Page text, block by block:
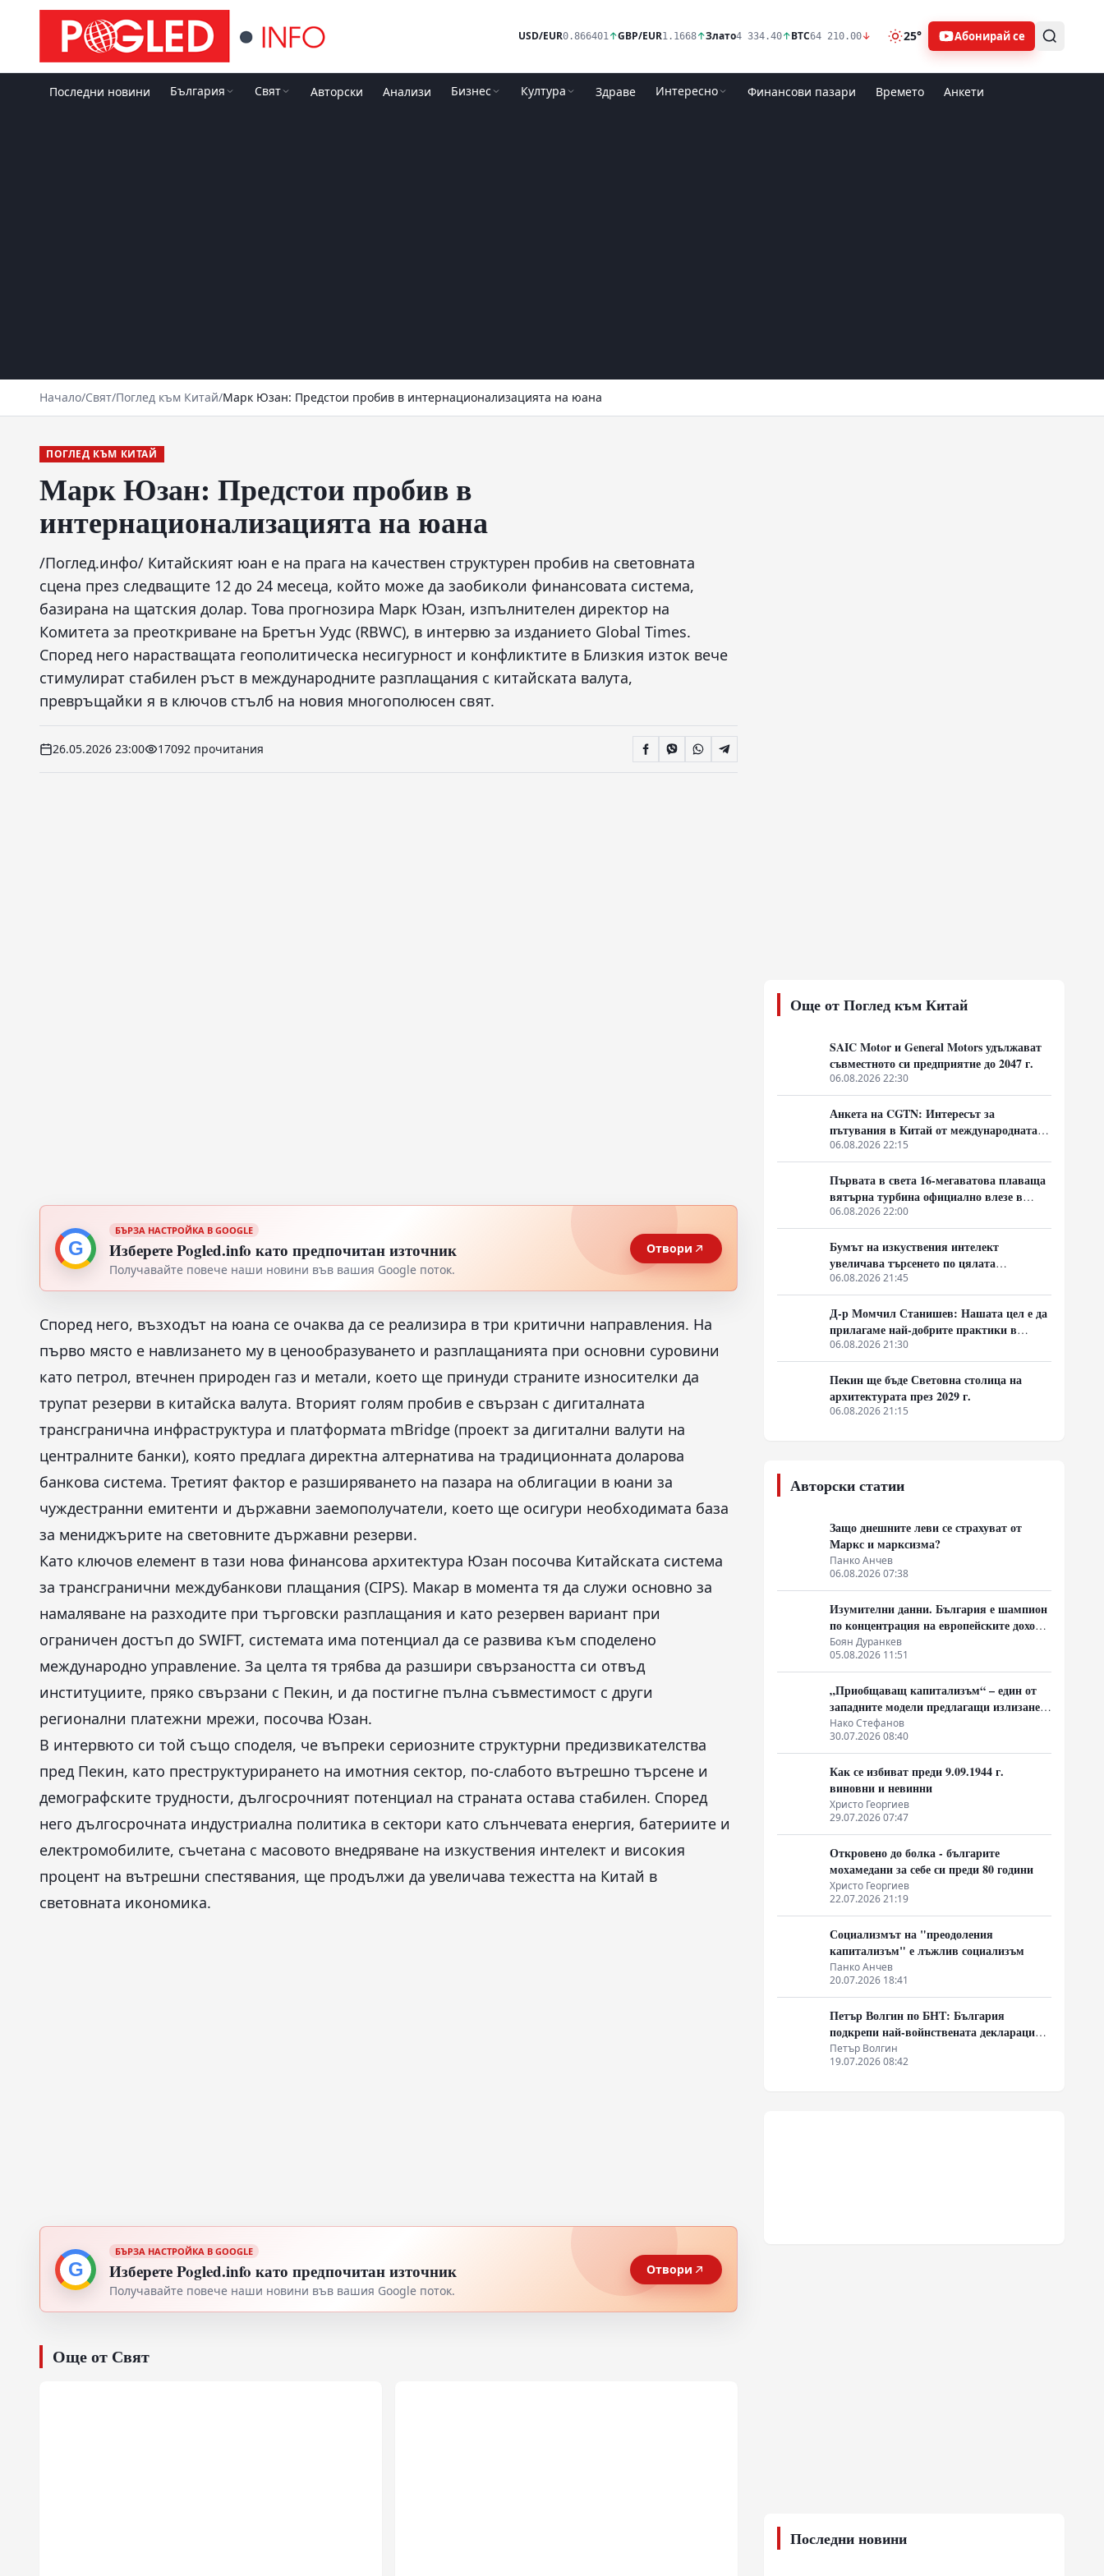
USD/EUR0.866401↑GBP/EUR1.1668↑Злато4 334.40↑BTC64 210.00↓ 25° Абонирай се
Последни новини България Свят Авторски Анализи Бизнес Култура Здраве Интересно Финансови пазари Времето Анкети
Начало/Свят/Поглед към Китай/Марк Юзан: Предстои пробив в интернационализацията на юана
ПОГЛЕД КЪМ КИТАЙ
Марк Юзан: Предстои пробив в
интернационализацията на юана
/Поглед.инфо/ Китайският юан е на прага на качествен структурен пробив на световната
сцена през следващите 12 до 24 месеца, който може да заобиколи финансовата система,
базирана на щатския долар. Това прогнозира Марк Юзан, изпълнителен директор на
Комитета за преоткриване на Бретън Уудс (RBWC), в интервю за изданието Global Times.
Според него нарастващата геополитическа несигурност и конфликтите в Близкия изток вече
стимулират стабилен ръст в международните разплащания с китайската валута,
превръщайки я в ключов стълб на новия многополюсен свят.
26.05.2026 23:00 17092 прочитания
G
БЪРЗА НАСТРОЙКА В GOOGLE
Изберете Pogled.info като предпочитан източник
Получавайте повече наши новини във вашия Google поток.
Отвори
Според него, възходът на юана се очаква да се реализира в три критични направления. На
първо място е навлизането му в ценообразуването и разплащанията при основни суровини
като петрол, втечнен природен газ и метали, което ще принуди страните износителки да
трупат резерви в китайска валута. Вторият голям пробив е свързан с дигиталната
трансгранична инфраструктура и платформата mBridge (проект за дигитални валути на
централните банки), която предлага директна алтернатива на традиционната доларова
банкова система. Третият фактор е разширяването на пазара на облигации в юани за
чуждестранни емитенти и държавни заемополучатели, което ще осигури необходимата база
за мениджърите на световните държавни резерви.
Като ключов елемент в тази нова финансова архитектура Юзан посочва Китайската система
за трансгранични междубанкови плащания (CIPS). Макар в момента тя да служи основно за
намаляване на разходите при търговски разплащания и като резервен вариант при
ограничен достъп до SWIFT, системата има потенциал да се развива към споделено
международно управление. За целта тя трябва да разшири свързаността си отвъд
институциите, пряко свързани с Пекин, и да постигне пълна съвместимост с други
регионални платежни мрежи, посочва Юзан.
В интервюто си той също споделя, че въпреки сериозните структурни предизвикателства
пред Пекин, като преструктурирането на имотния сектор, по-слабото вътрешно търсене и
демографските трудности, дългосрочният потенциал на страната остава стабилен. Според
него дългосрочната индустриална политика в сектори като слънчевата енергия, батериите и
електромобилите, съчетана с масовото внедряване на изкуствения интелект и високия
процент на вътрешни спестявания, ще продължи да увеличава тежестта на Китай в
световната икономика.
G
БЪРЗА НАСТРОЙКА В GOOGLE
Изберете Pogled.info като предпочитан източник
Получавайте повече наши новини във вашия Google поток.
Отвори
Още от Свят
Още от Поглед към Китай
SAIC Motor и General Motors удължават
съвместното си предприятие до 2047 г.
06.08.2026 22:30
Анкета на CGTN: Интересът за
пътувания в Китай от международната
общност се увеличава бързо
06.08.2026 22:15
Първата в света 16-мегаватова плаваща
вятърна турбина официално влезе в
експлоатация
06.08.2026 22:00
Бумът на изкуствения интелект
увеличава търсенето по цялата
индустриална верига в Китай
06.08.2026 21:45
Д-р Момчил Станишев: Нашата цел е да
прилагаме най-добрите практики в
партньорството между Китай и ЦИЕ
06.08.2026 21:30
Пекин ще бъде Световна столица на
архитектурата през 2029 г.
06.08.2026 21:15
Авторски статии
Защо днешните леви се страхуват от
Маркс и марксизма?
Панко Анчев
06.08.2026 07:38
Изумителни данни. България е шампион
по концентрация на европейските доходи
в ръцете на най-богатия 1%, надминава
и САЩ
Боян Дуранкев
05.08.2026 11:51
„Приобщаващ капитализъм“ – един от
западните модели предлагащи излизане
от системата на неолиберализма
Нако Стефанов
30.07.2026 08:40
Как се избиват преди 9.09.1944 г.
виновни и невинни
Христо Георгиев
29.07.2026 07:47
Откровено до болка - българите
мохамедани за себе си преди 80 години
Христо Георгиев
22.07.2026 21:19
Социализмът на "преодоления
капитализъм" е лъжлив социализъм
Панко Анчев
20.07.2026 18:41
Петър Волгин по БНТ: България
подкрепи най-войнствената декларация,
която някога съм чел
Петър Волгин
19.07.2026 08:42
Последни новини